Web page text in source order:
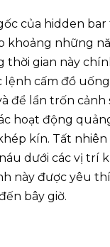
của hidden bar
khoảng những
thời gian này
lệnh cấm đồ
để lẩn trốn cảnh
hoạt động
kín. Tất
dưới các vị trí
này được yêu
bây giờ.